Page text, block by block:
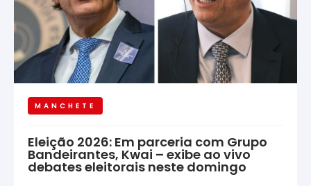
MANCHETE
Eleição 2026: Em parceria com Grupo
Bandeirantes, Kwai – exibe ao vivo
debates eleitorais neste domingo